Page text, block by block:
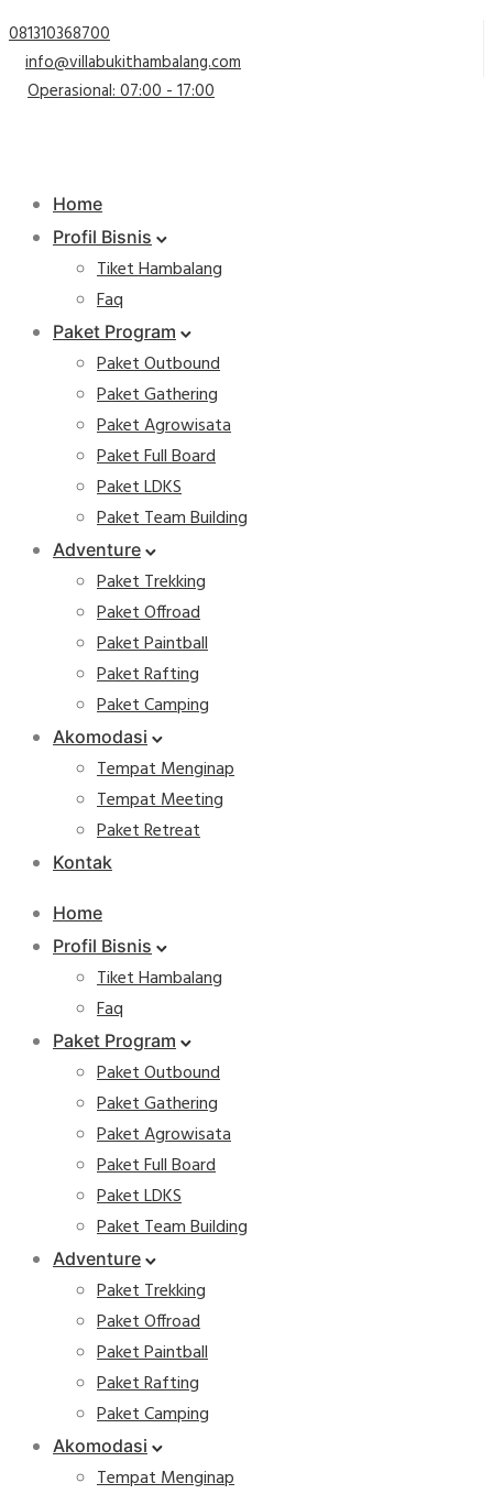
081310368700
info@villabukithambalang.com
Operasional: 07:00 - 17:00
Home
Profil Bisnis
Tiket Hambalang
Faq
Paket Program
Paket Outbound
Paket Gathering
Paket Agrowisata
Paket Full Board
Paket LDKS
Paket Team Building
Adventure
Paket Trekking
Paket Offroad
Paket Paintball
Paket Rafting
Paket Camping
Akomodasi
Tempat Menginap
Tempat Meeting
Paket Retreat
Kontak
Home
Profil Bisnis
Tiket Hambalang
Faq
Paket Program
Paket Outbound
Paket Gathering
Paket Agrowisata
Paket Full Board
Paket LDKS
Paket Team Building
Adventure
Paket Trekking
Paket Offroad
Paket Paintball
Paket Rafting
Paket Camping
Akomodasi
Tempat Menginap